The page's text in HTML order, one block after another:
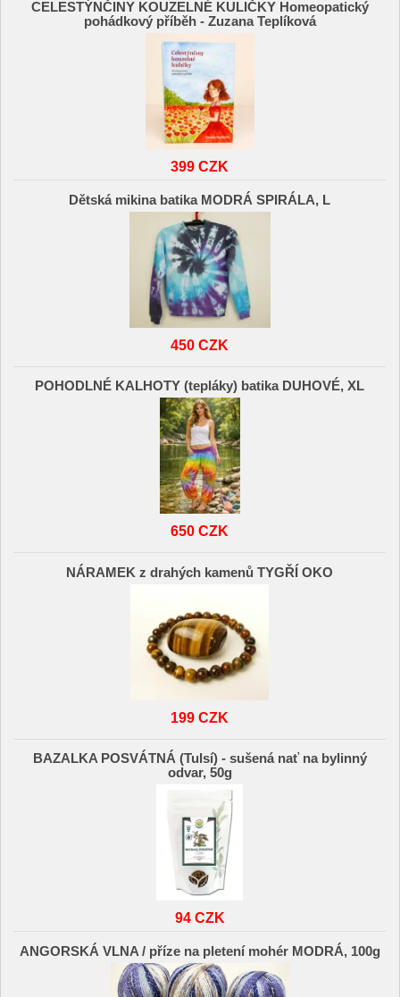
CELESTÝNČINY KOUZELNÉ KULIČKY Homeopatický
pohádkový příběh - Zuzana Teplíková
399 CZK
Dětská mikina batika MODRÁ SPIRÁLA, L
450 CZK
POHODLNÉ KALHOTY (tepláky) batika DUHOVÉ, XL
650 CZK
NÁRAMEK z drahých kamenů TYGŘÍ OKO
199 CZK
BAZALKA POSVÁTNÁ (Tulsí) - sušená nať na bylinný
odvar, 50g
94 CZK
ANGORSKÁ VLNA / příze na pletení mohér MODRÁ, 100g